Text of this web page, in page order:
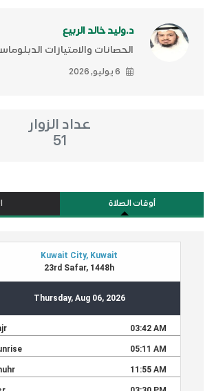
د.وليد خالد الربيع
الحصانات والامتيازات
6 يوليو, 2026
عداد الزوار
51
أوقات الصلاة